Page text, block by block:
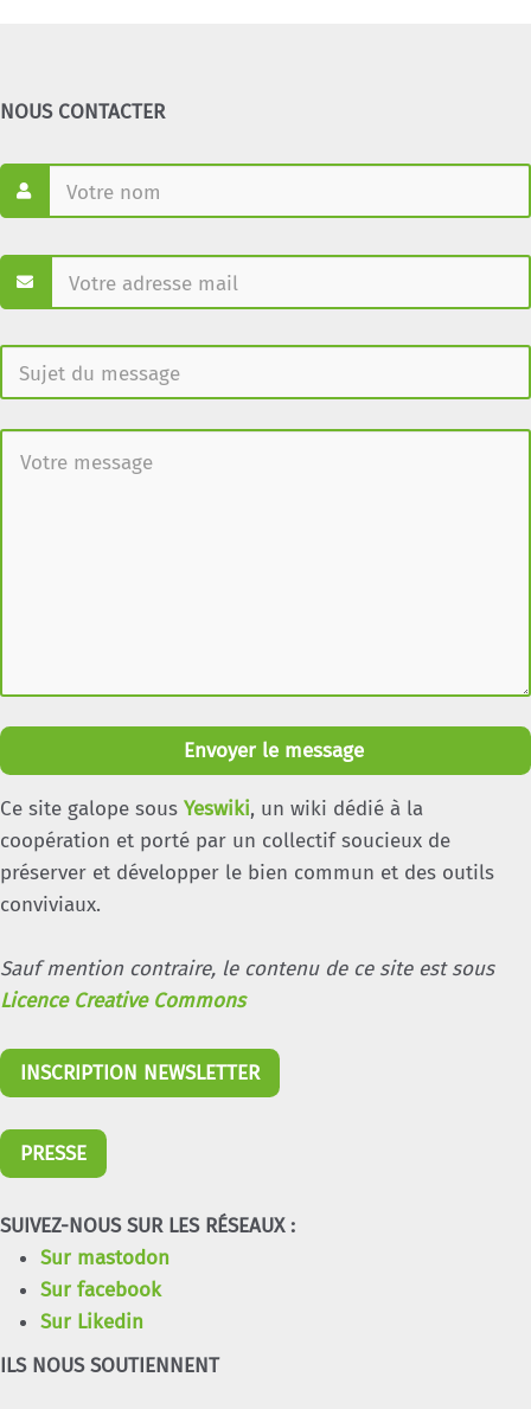
NOUS CONTACTER
Envoyer le message
Ce site galope sous Yeswiki, un wiki dédié à la
coopération et porté par un collectif soucieux de
préserver et développer le bien commun et des outils
conviviaux.
Sauf mention contraire, le contenu de ce site est sous
Licence Creative Commons
INSCRIPTION NEWSLETTER
PRESSE
SUIVEZ-NOUS SUR LES RÉSEAUX :
Sur mastodon
Sur facebook
Sur Likedin
ILS NOUS SOUTIENNENT